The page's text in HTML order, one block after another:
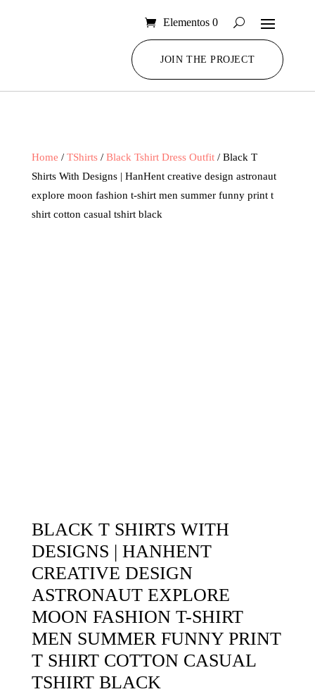
Elementos 0
JOIN THE PROJECT
Home / TShirts/ Black Tshirt Dress Outfit/ Black T
Shirts With Designs | HanHent creative design astronaut
explore moon fashion t-shirt men summer funny print t
shirt cotton casual tshirt black
BLACK T SHIRTS WITH
DESIGNS | HANHENT
CREATIVE DESIGN
ASTRONAUT EXPLORE
MOON FASHION T-SHIRT
MEN SUMMER FUNNY PRINT
T SHIRT COTTON CASUAL
TSHIRT BLACK